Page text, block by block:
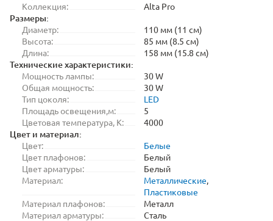
Коллекция:
Alta Pro
Размеры:
Диаметр:
110 мм (11 см)
Высота:
85 мм (8.5 см)
Длина:
158 мм (15.8 см)
Технические характеристики:
Мощность лампы:
30 W
Общая мощность:
30 W
Тип цоколя:
LED
Площадь освещения,м:
5
Цветовая температура, K:
4000
Цвет и материал:
Цвет:
Белые
Цвет плафонов:
Белый
Цвет арматуры:
Белый
Материал:
Металлические,
Пластиковые
Материал плафонов:
Металл
Материал арматуры:
Сталь